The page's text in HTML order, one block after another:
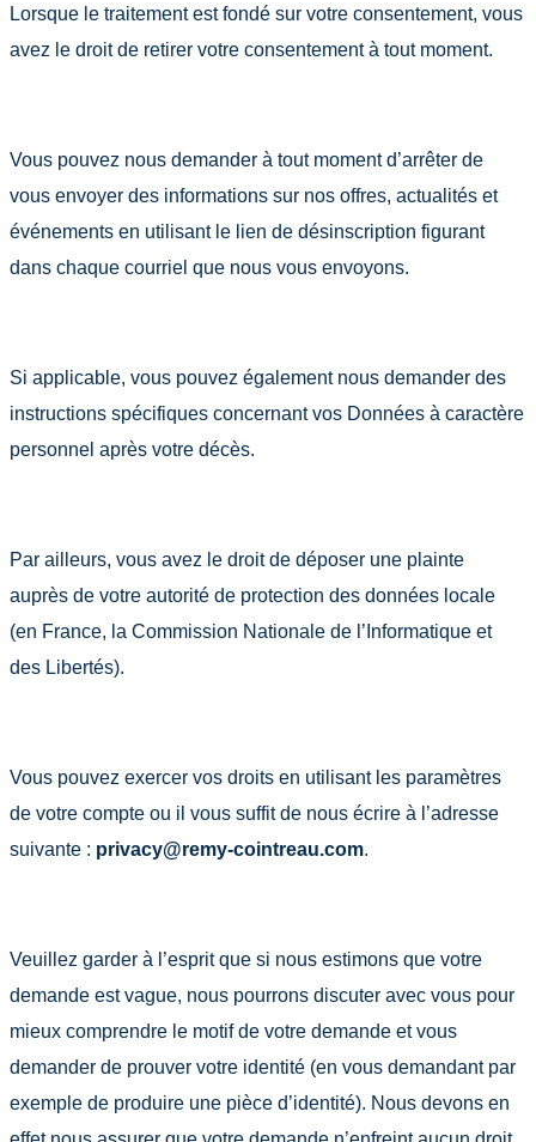
Lorsque le traitement est fondé sur votre consentement, vous
avez le droit de retirer votre consentement à tout moment.
Vous pouvez nous demander à tout moment d’arrêter de
vous envoyer des informations sur nos offres, actualités et
événements en utilisant le lien de désinscription figurant
dans chaque courriel que nous vous envoyons.
Si applicable, vous pouvez également nous demander des
instructions spécifiques concernant vos Données à caractère
personnel après votre décès.
Par ailleurs, vous avez le droit de déposer une plainte
auprès de votre autorité de protection des données locale
(en France, la Commission Nationale de l’Informatique et
des Libertés).
Vous pouvez exercer vos droits en utilisant les paramètres
de votre compte ou il vous suffit de nous écrire à l’adresse
suivante : privacy@remy-cointreau.com.
Veuillez garder à l’esprit que si nous estimons que votre
demande est vague, nous pourrons discuter avec vous pour
mieux comprendre le motif de votre demande et vous
demander de prouver votre identité (en vous demandant par
exemple de produire une pièce d’identité). Nous devons en